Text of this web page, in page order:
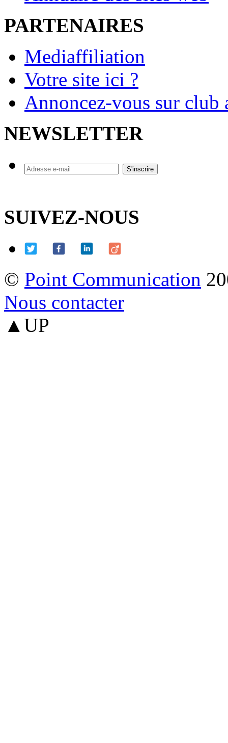
PARTENAIRES
Mediaffiliation
Votre site ici ?
Annoncez-vous sur
NEWSLETTER
SUIVEZ-NOUS
© Point Communication
Nous contacter
▲UP